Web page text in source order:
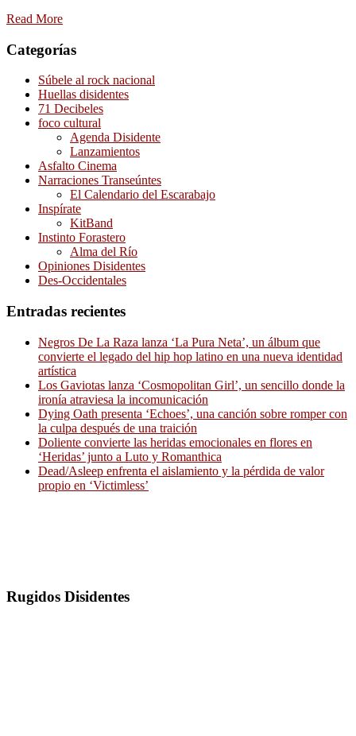
Read More
Categorías
Súbele al rock nacional
Huellas disidentes
71 Decibeles
foco cultural
Agenda Disidente
Lanzamientos
Asfalto Cinema
Narraciones Transeúntes
El Calendario del Escarabajo
Inspírate
KitBand
Instinto Forastero
Alma del Río
Opiniones Disidentes
Des-Occidentales
Entradas recientes
Negros De La Raza lanza ‘La Pura Neta’, un álbum que
convierte el legado del hip hop latino en una nueva identidad
artística
Los Gaviotas lanza ‘Cosmopolitan Girl’, un sencillo donde la
ironía atraviesa la incomunicación
Dying Oath presenta ‘Echoes’, una canción sobre romper con
la culpa después de una traición
Doliente convierte las heridas emocionales en flores en
‘Heridas’ junto a Luto y Romanthica
Dead/Asleep enfrenta el aislamiento y la pérdida de valor
propio en ‘Victimless’
Rugidos Disidentes